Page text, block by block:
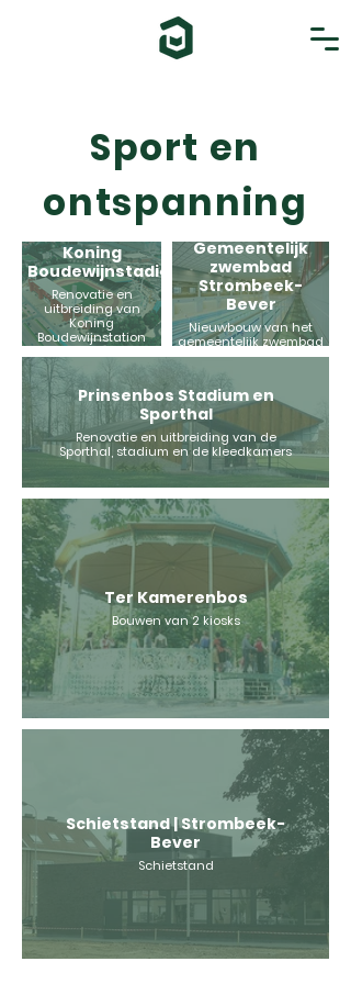
Sport en
ontspanning
Koning
Boudewijnstadion
Renovatie en
uitbreiding van
Koning
Boudewijnstation
Gemeentelijk
zwembad
Strombeek-
Bever
Nieuwbouw van het
gemeentelijk zwembad
Prinsenbos Stadium en
Sporthal
Renovatie en uitbreiding van de
Sporthal, stadium en de kleedkamers
Ter Kamerenbos
Bouwen van 2 kiosks
Schietstand | Strombeek-
Bever
Schietstand